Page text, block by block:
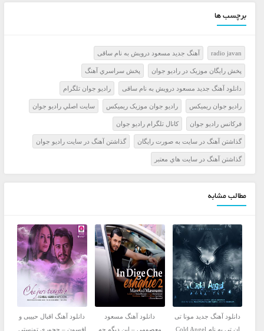
برچسب ها
radio javan آهنگ جدید مسعود درویش به نام ساقی
پخش رايگان موزيک در راديو جوان پخش سراسري آهنگ
دانلود آهنگ جدید مسعود درویش به نام ساقی راديو جوان تلگرام
راديو جوان ريميکس راديو جوان موزيک ريميکس سايت اصلي راديو جوان
فرکانس راديو جوان کانال تلگرام راديو جوان
گذاشتن آهنگ در سايت به صورت رايگان گذاشتن آهنگ در سايت راديو جوان
گذاشتن آهنگ در سايت هاي معتبر
مطالب مشابه
دانلود آهنگ جدید مونا تی
ان تی به نام Cold Angel
دانلود آهنگ مسعود
معصومی – این دیگه چه
دانلود آهنگ اقبال حبیبی و
افسون – چجوری تونستی